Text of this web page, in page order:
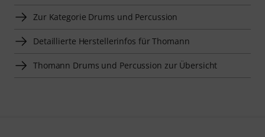
Zur Kategorie Drums und Percussion
Detaillierte Herstellerinfos für Thomann
Thomann Drums und Percussion zur Übersicht